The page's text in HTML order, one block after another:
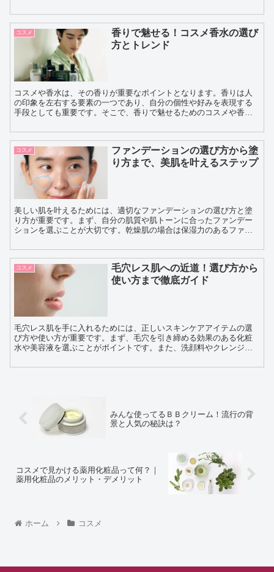
め...
コスメ
香りで魅せる！コスメ香水の選び
方とトレンド
コスメや香水は、その香りが重要なポイントとなります。香りは人
の印象を左右する要素の一つであり、自分の個性や好みを表現する
手段としても重要です。そこで、香りで魅せるためのコスメや香水
コスメ
ファンデーションの選び方から塗
り方まで、美肌を叶えるステップ
美しい肌を叶えるためには、適切なファンデーションの選び方と塗
り方が重要です。まず、自分の肌質や肌トーンに合ったファンデー
ションを選ぶことが大切です。乾燥肌の場合は保湿力のあるファン
デ...
コスメ
毛穴レス肌への近道！選び方から
使い方まで徹底ガイド
毛穴レス肌を手に入れるためには、正しいスキンケアアイテムの選
び方や使い方が重要です。まず、毛穴を引き締める効果のある化粧
水や美容液を選ぶことがポイントです。また、洗顔料やクレンジン
みんな使ってるＢＢクリーム！流行の背
景と人気の秘訣は？
コスメで見かける薬用化粧品って何？｜
薬用化粧品のメリット・デメリット
ホーム コスメ